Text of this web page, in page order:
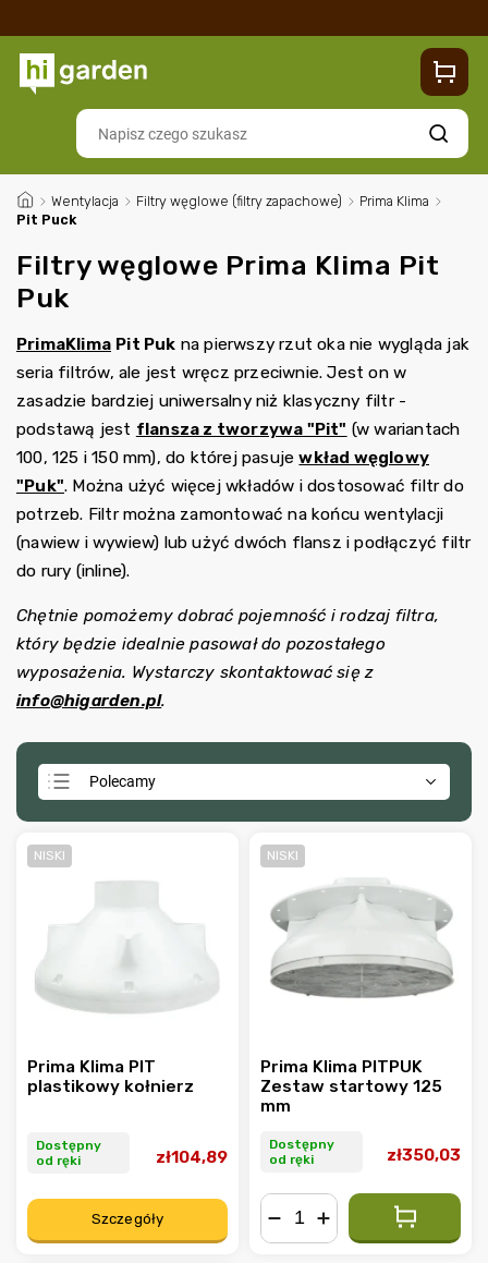
Contacts
Szukaj
/ Wentylacja / Filtry węglowe (filtry zapachowe) / Prima Klima /
Pit Puck
Filtry węglowe Prima Klima Pit
Puk
PrimaKlima Pit Puk na pierwszy rzut oka nie wygląda jak
seria filtrów, ale jest wręcz przeciwnie. Jest on w
zasadzie bardziej uniwersalny niż klasyczny filtr -
podstawą jest flansza z tworzywa "Pit" (w wariantach
100, 125 i 150 mm), do której pasujewkład węglowy
"Puk". Można użyć więcej wkładów i dostosować filtr do
potrzeb. Filtr można zamontować na końcu wentylacji
(nawiew i wywiew) lub użyć dwóch flansz i podłączyć filtr
do rury (inline).
Chętnie pomożemy dobrać pojemność i rodzaj filtra,
który będzie idealnie pasował do pozostałego
wyposażenia. Wystarczy skontaktować się z
info@higarden.pl.
Polecamy
Najtańsze
Najczęściej sprzedawane
Alfabetycznie
NISKI
Prima Klima PIT
plastikowy kołnierz
Dostępny
od ręki
zł104,89
Szczegóły
NISKI
Prima Klima PITPUK
Zestaw startowy 125
mm
Dostępny
od ręki
zł350,03